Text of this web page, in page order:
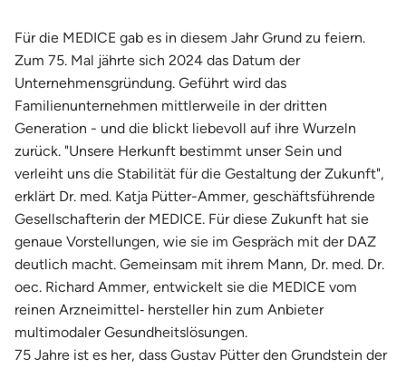
Für die MEDICE gab es in diesem Jahr Grund zu feiern.
Zum 75. Mal jährte sich 2024 das Datum der
Unternehmensgründung. Geführt wird das
Familienunternehmen mittlerweile in der dritten
Generation - und die blickt liebevoll auf ihre Wurzeln
zurück. "Unsere Herkunft bestimmt unser Sein und
verleiht uns die Stabilität für die Gestaltung der Zukunft",
erklärt Dr. med. Katja Pütter-Ammer, geschäftsführende
Gesellschafterin der MEDICE. Für diese Zukunft hat sie
genaue Vorstellungen, wie sie im Gespräch mit der DAZ
deutlich macht. Gemeinsam mit ihrem Mann, Dr. med. Dr.
oec. Richard Ammer, entwickelt sie die MEDICE vom
reinen Arzneimittel‐ hersteller hin zum Anbieter
multimodaler Gesundheitslösungen.
75 Jahre ist es her, dass Gustav Pütter den Grundstein der